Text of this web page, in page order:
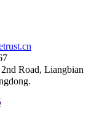
Road, Liangbian